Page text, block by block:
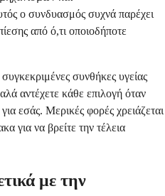
ο συνδυασμός συχνά παρέχει
από ό,τι οποιοδήποτε
συνθήκες υγείας
αντέχετε κάθε επιλογή όταν
εσάς. Μερικές φορές χρειάζεται
για να βρείτε την τέλεια
με την